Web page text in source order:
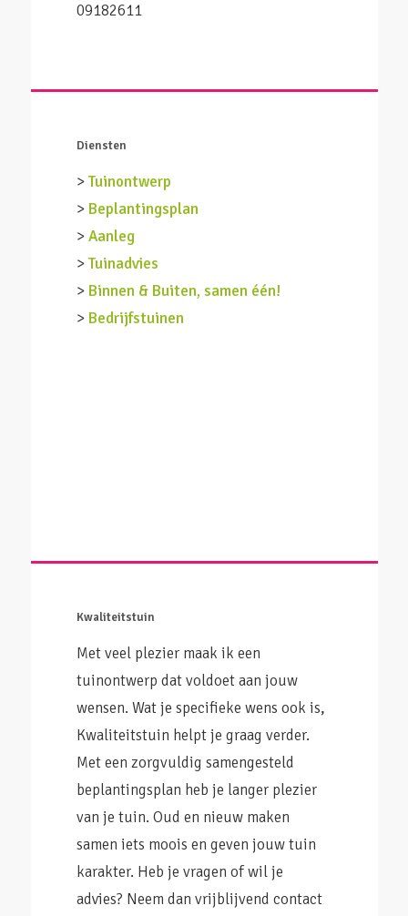
09182611
Diensten
>Tuinontwerp
> Beplantingsplan
>Aanleg
>Tuinadvies
> Binnen & Buiten, samen één!
> Bedrijfstuinen
Kwaliteitstuin
Met veel plezier maak ik een
tuinontwerp dat voldoet aan jouw
wensen. Wat je specifieke wens ook is,
Kwaliteitstuin helpt je graag verder.
Met een zorgvuldig samengesteld
beplantingsplan heb je langer plezier
van je tuin. Oud en nieuw maken
samen iets moois en geven jouw tuin
karakter. Heb je vragen of wil je
advies? Neem dan vrijblijvend contact